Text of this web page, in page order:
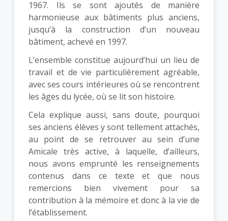
1967. Ils se sont ajoutés de manière
harmonieuse aux bâtiments plus anciens,
jusqu’à la construction d’un nouveau
bâtiment, achevé en 1997.
L’ensemble constitue aujourd’hui un lieu de
travail et de vie particulièrement agréable,
avec ses cours intérieures où se rencontrent
les âges du lycée, où se lit son histoire.
Cela explique aussi, sans doute, pourquoi
ses anciens élèves y sont tellement attachés,
au point de se retrouver au sein d’une
Amicale très active, à laquelle, d’ailleurs,
nous avons emprunté les renseignements
contenus dans ce texte et que nous
remercions bien vivement pour sa
contribution à la mémoire et donc à la vie de
l’établissement.